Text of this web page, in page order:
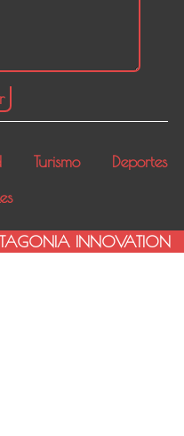
Turismo
Deportes
INNOVATION